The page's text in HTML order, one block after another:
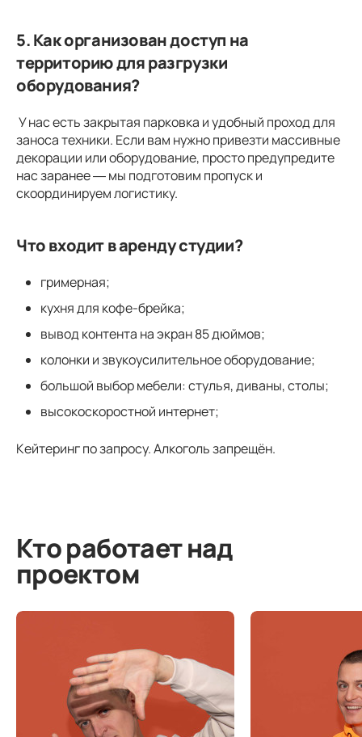
5. Как организован доступ на
территорию для разгрузки
оборудования?
У нас есть закрытая парковка и удобный проход для
заноса техники. Если вам нужно привезти массивные
декорации или оборудование, просто предупредите
нас заранее — мы подготовим пропуск и
скоординируем логистику.
Что входит в аренду студии?
гримерная;
кухня для кофе-брейка;
вывод контента на экран 85 дюймов;
колонки и звукоусилительное оборудование;
большой выбор мебели: стулья, диваны, столы;
высокоскоростной интернет;
Кейтеринг по запросу. Алкоголь запрещён.
Кто работает над
проектом